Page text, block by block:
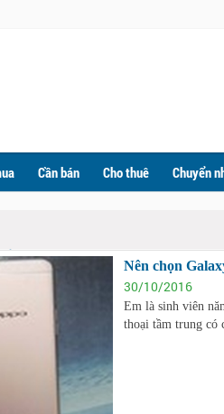
Cần bán Cho thuê Chuyển
Nên chọn
30/10/2016
Em là sinh viên
thoại tầm trung có